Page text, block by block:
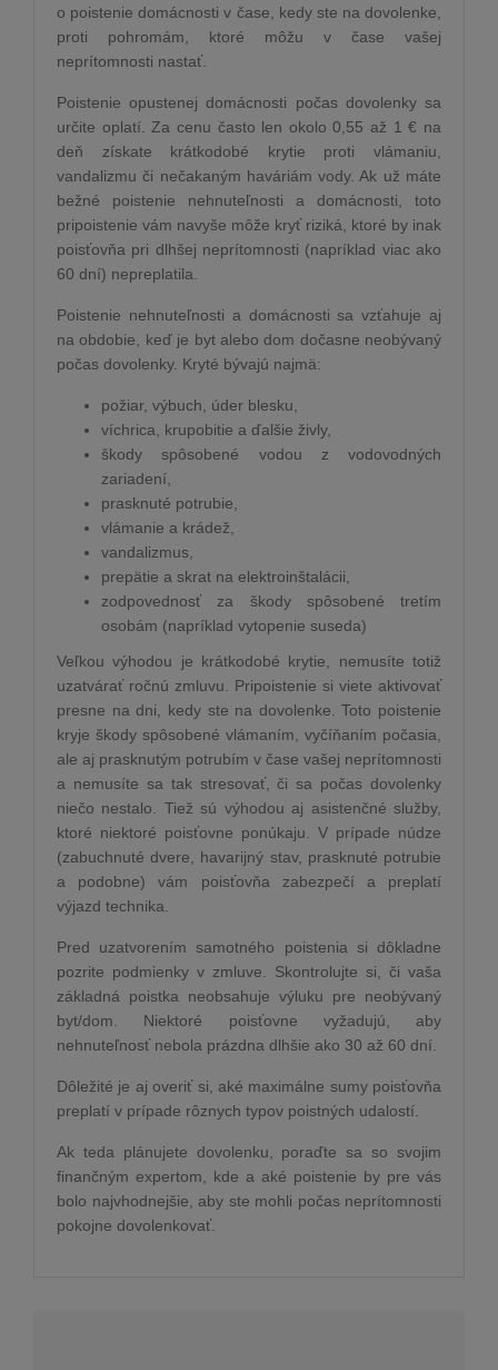
o poistenie domácnosti v čase, kedy ste na dovolenke,
proti pohromám, ktoré môžu v čase vašej
neprítomnosti nastať.
Poistenie opustenej domácnosti počas dovolenky sa
určite oplatí. Za cenu často len okolo 0,55 až 1 € na
deň získate krátkodobé krytie proti vlámaniu,
vandalizmu či nečakaným haváriám vody. Ak už máte
bežné poistenie nehnuteľnosti a domácnosti, toto
pripoistenie vám navyše môže kryť riziká, ktoré by inak
poisťovňa pri dlhšej neprítomnosti (napríklad viac ako
60 dní) nepreplatila.
Poistenie nehnuteľnosti a domácnosti sa vzťahuje aj
na obdobie, keď je byt alebo dom dočasne neobývaný
počas dovolenky. Kryté bývajú najmä:
požiar, výbuch, úder blesku,
víchrica, krupobitie a ďalšie živly,
škody spôsobené vodou z vodovodných
zariadení,
prasknuté potrubie,
vlámanie a krádež,
vandalizmus,
prepätie a skrat na elektroinštalácii,
zodpovednosť za škody spôsobené tretím
osobám (napríklad vytopenie suseda)
Veľkou výhodou je krátkodobé krytie, nemusíte totiž
uzatvárať ročnú zmluvu. Pripoistenie si viete aktivovať
presne na dni, kedy ste na dovolenke. Toto poistenie
kryje škody spôsobené vlámaním, vyčíňaním počasia,
ale aj prasknutým potrubím v čase vašej neprítomnosti
a nemusíte sa tak stresovať, či sa počas dovolenky
niečo nestalo. Tiež sú výhodou aj asistenčné služby,
ktoré niektoré poisťovne ponúkaju. V prípade núdze
(zabuchnuté dvere, havarijný stav, prasknuté potrubie
a podobne) vám poisťovňa zabezpečí a preplatí
výjazd technika.
Pred uzatvorením samotného poistenia si dôkladne
pozrite podmienky v zmluve. Skontrolujte si, či vaša
základná poistka neobsahuje výluku pre neobývaný
byt/dom. Niektoré poisťovne vyžadujú, aby
nehnuteľnosť nebola prázdna dlhšie ako 30 až 60 dní.
Dôležité je aj overiť si, aké maximálne sumy poisťovňa
preplatí v prípade rôznych typov poistných udalostí.
Ak teda plánujete dovolenku, poraďte sa so svojim
finančným expertom, kde a aké poistenie by pre vás
bolo najvhodnejšie, aby ste mohli počas neprítomnosti
pokojne dovolenkovať.